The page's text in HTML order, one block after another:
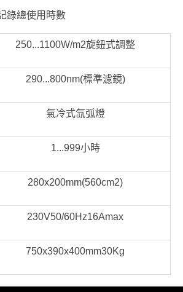
錄總使用時數
250...1100W/m2旋鈕式調整
290...800nm(標準濾鏡)
氣冷式氙弧燈
1...999小時
280x200mm(560cm2)
230V50/60Hz16Amax
750x390x400mm30Kg